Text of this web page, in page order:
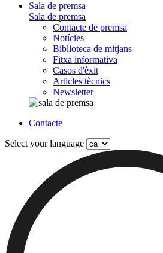
Sala de premsa
Sala de premsa
Contacte de premsa
Notícies
Biblioteca de mitjans
Fitxa informativa
Casos d'èxit
Articles tècnics
Newsletter
Contacte
Select your language